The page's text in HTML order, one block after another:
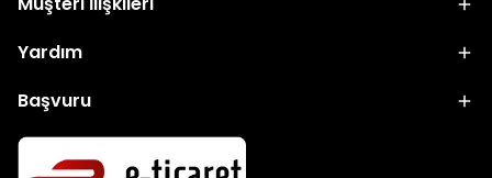
Yardım
Başvuru